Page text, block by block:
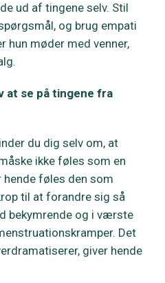
ud af tingene selv. Stil
og brug empati
hun møder med venner,
at se på tingene fra
du dig selv om, at
ikke føles som en
føles den som
til at forandre sig så
bekymrende og i værste
Det
giver hende